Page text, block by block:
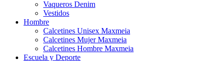
Vaqueros Denim
Vestidos
Hombre
Calcetines Unisex Maxmeia
Calcetines Mujer Maxmeia
Calcetines Hombre Maxmeia
Escuela y Deporte